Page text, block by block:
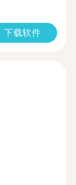
下载软件